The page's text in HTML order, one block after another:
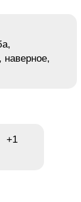
наверное,
+1